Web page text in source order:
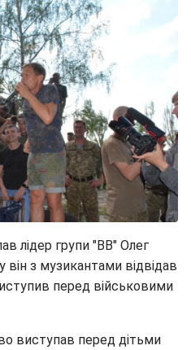
лідер групи "ВВ" Олег
він з музикантами відвідав
перед військовими
виступав перед дітьми